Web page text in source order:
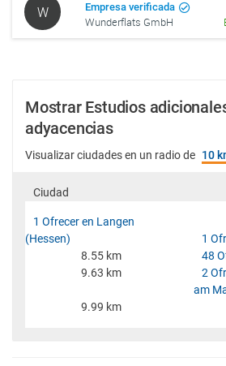
W Empresa verificada
Wunderflats GmbH
Mostrar Estudios
adyacencias
Visualizar ciudades en un radio de 10
Ciudad
1 Ofrecer en Langen
(Hessen)
1
8.55 km
48
9.63 km
2
am
9.99 km